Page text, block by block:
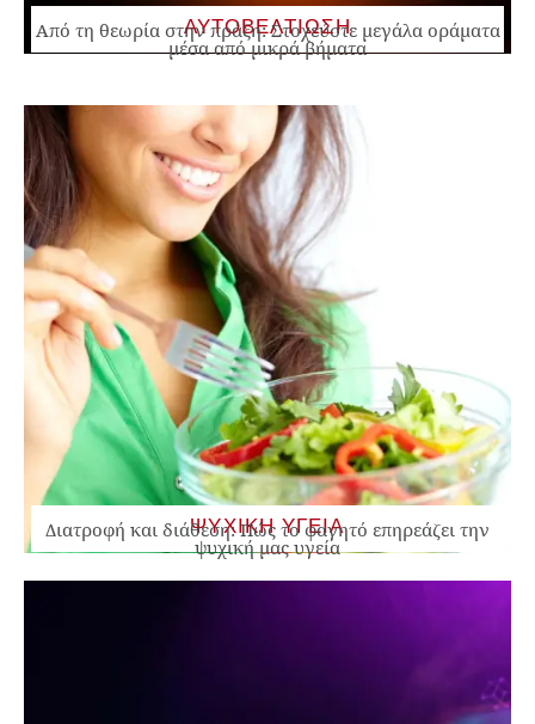
ΑΥΤΟΒΕΛΤΙΩΣΗ
Από τη θεωρία στην πράξη: Στοχεύστε μεγάλα οράματα
μέσα από μικρά βήματα
ΨΥΧΙΚΗ ΥΓΕΙΑ
Διατροφή και διάθεση: Πώς το φαγητό επηρεάζει την
ψυχική μας υγεία